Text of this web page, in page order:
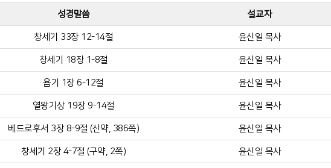
성경말씀 설교자
창세기 33장 12-14절 윤신일 목사
창세기 18장 1-8절 윤신일 목사
욥기 1장 6-12절 윤신일 목사
열왕기상 19장 9-14절 윤신일 목사
베드로후서 3장 8-9절 (신약, 386쪽) 윤신일 목사
창세기 2장 4-7절 (구약, 2쪽) 윤신일 목사